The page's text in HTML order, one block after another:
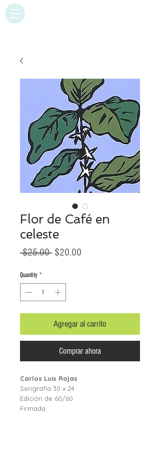
Flor de Café en
celeste
$25.00 Regular
$20.00
Quantity *
Agregar al carrito
Comprar ahora
Carlos Luis Rojas
Serigrafía 30 x 24
Edición de 60/60
Firmada